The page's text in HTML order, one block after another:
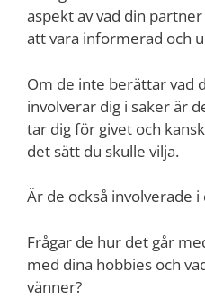
aspekt av vad din
att vara informerad och
Om de inte berättar vad
involverar dig i saker är
tar dig för givet och
det sätt du skulle vilja.
Är de också involverade i
Frågar de hur det går
med dina hobbies och
vänner?